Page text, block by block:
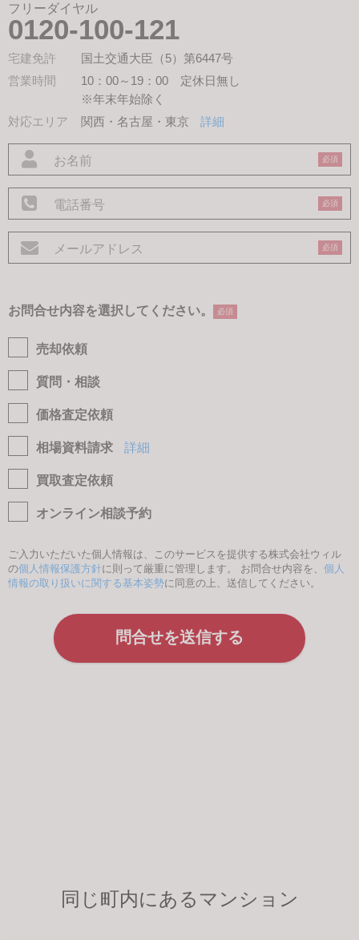
フリーダイヤル
0120-100-121
宅建免許
国土交通大臣（5）第6447号
営業時間
10：00～19：00 定休日無し
※年末年始除く
対応エリア
関西・名古屋・東京 詳細
必須
必須
必須
お問合せ内容を選択してください。 必須
売却依頼
質問・相談
価格査定依頼
相場資料請求 詳細
買取査定依頼
オンライン相談予約
ご入力いただいた個人情報は、このサービスを提供する株式会社ウィル
の個人情報保護方針に則って厳重に管理します。 お問合せ内容を、 個人
情報の取り扱いに関する基本姿勢に同意の上、送信してください。
同じ町内にあるマンション